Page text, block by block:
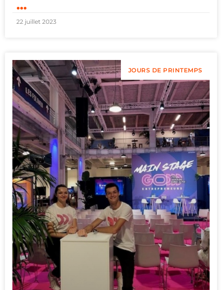
...
22 juillet 2023
JOURS DE PRINTEMPS